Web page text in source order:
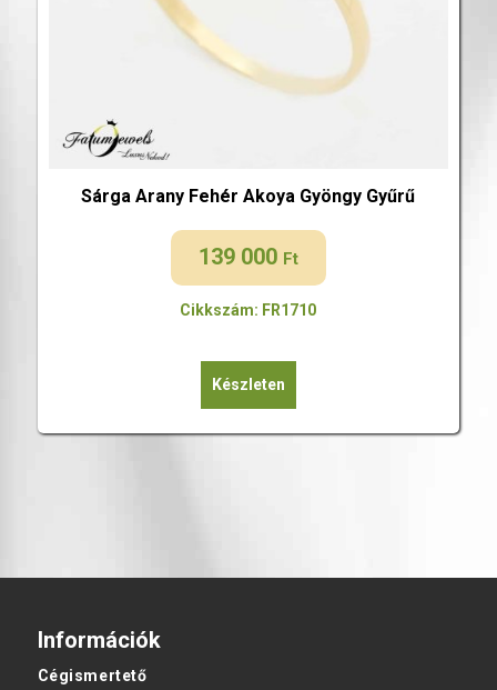
Sárga Arany Fehér Akoya Gyöngy Gyűrű
139 000 Ft
Cikkszám: FR1710
Készleten
Információk
Cégismertető